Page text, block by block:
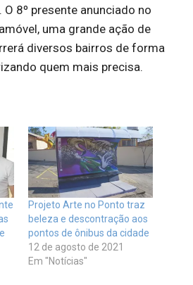
8º presente anunciado no
uma grande ação de
diversos bairros de forma
quem mais precisa.
Projeto Arte no Ponto traz
beleza e descontração aos
pontos de ônibus da cidade
12 de agosto de 2021
Em "Notícias"